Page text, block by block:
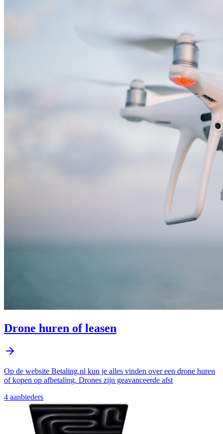
Drone huren of leasen
Op de website Betaling.nl kun je alles vinden over een drone huren
of kopen op afbetaling. Drones zijn geavanceerde afst
4 aanbieders